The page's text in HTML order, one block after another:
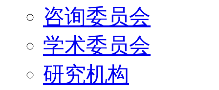
咨询委员会
学术委员会
研究机构